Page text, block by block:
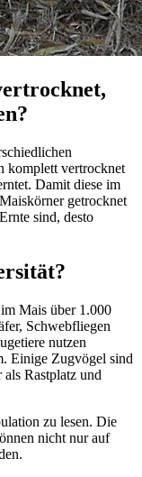
komplett vertrocknet
Damit diese im
getrocknet
sind, desto
Mais über 1.000
Schwebfliegen
nutzen
Einige Zugvögel sind
Rastplatz und
zu lesen. Die
nicht nur auf